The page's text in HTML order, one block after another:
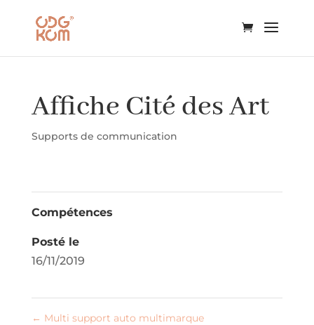
Affiche Cité des Art
Supports de communication
Compétences
Posté le
16/11/2019
← Multi support auto multimarque